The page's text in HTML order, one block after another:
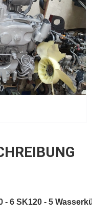
6 SK120 - 5